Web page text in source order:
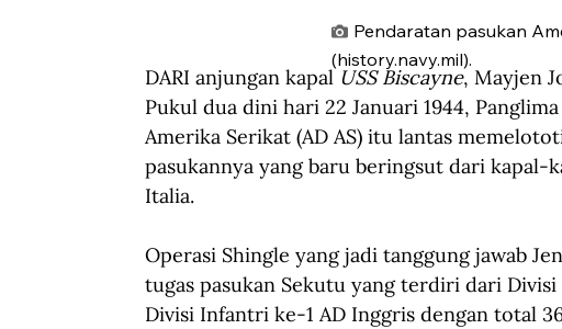
Pendaratan pasukan
(history.navy.mil).
DARI anjungan kapal USS Biscayne, Mayjen
Pukul dua dini hari 22 Januari 1944,
Amerika Serikat (AD AS) itu lantas
pasukannya yang baru beringsut dari
Italia.
Operasi Shingle yang jadi tanggung jawab
tugas pasukan Sekutu yang terdiri dari
Divisi Infantri ke-1 AD Inggris dengan total